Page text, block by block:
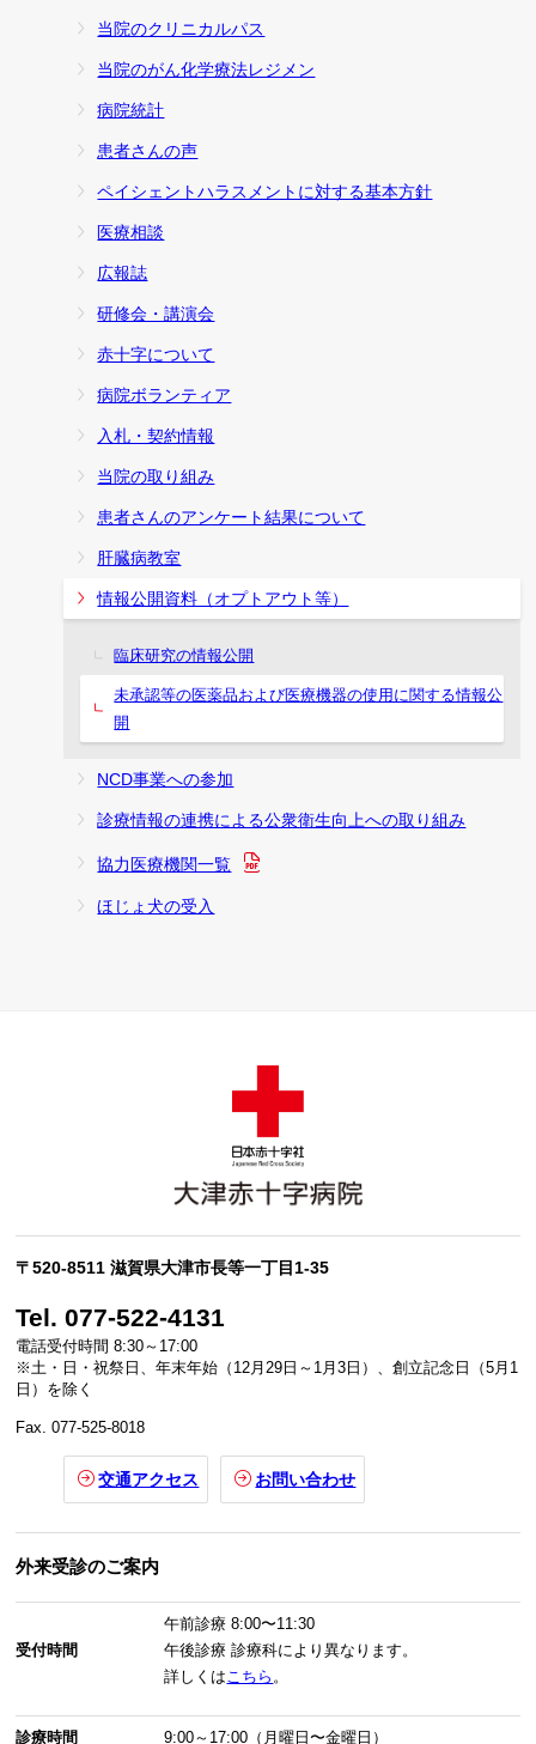
当院のクリニカルパス
当院のがん化学療法レジメン
病院統計
患者さんの声
ペイシェントハラスメントに対する基本方針
医療相談
広報誌
研修会・講演会
赤十字について
病院ボランティア
入札・契約情報
当院の取り組み
患者さんのアンケート結果について
肝臓病教室
情報公開資料（オプトアウト等）
臨床研究の情報公開
未承認等の医薬品および医療機器の使用に関する情報公
開
NCD事業への参加
診療情報の連携による公衆衛生向上への取り組み
協力医療機関一覧
ほじょ犬の受入
〒520-8511 滋賀県大津市長等一丁目1-35
Tel. 077-522-4131
電話受付時間 8:30～17:00
※土・日・祝祭日、年末年始（12月29日～1月3日）、創立記念日（5月1
日）を除く
Fax. 077-525-8018
交通アクセス お問い合わせ
外来受診のご案内
受付時間
午前診療8:00〜11:30
午後診療診療科により異なります。
詳しくは こちら 。
診療時間 9:00～17:00（月曜日〜金曜日）